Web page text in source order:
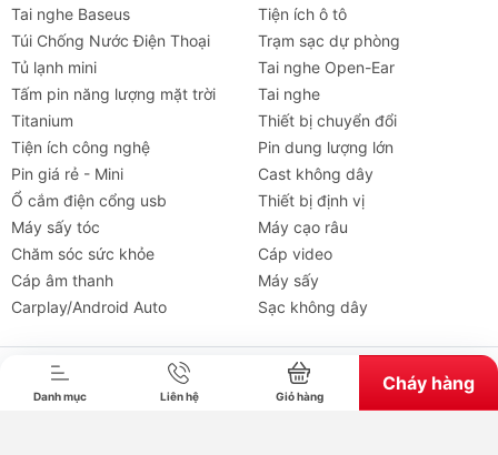
Tai nghe Máy chiếu Cho thuê
Danh mục Liên hệ Giỏ hàng
Cháy hàng
Tai nghe Baseus
Tiện ích ô tô
Túi Chống Nước Điện Thoại
Trạm sạc dự phòng
Tủ lạnh mini
Tai nghe Open-Ear
Tấm pin năng lượng mặt trời
Tai nghe
Titanium
Thiết bị chuyển đổi
Tiện ích công nghệ
Pin dung lượng lớn
Pin giá rẻ - Mini
Cast không dây
Ổ cắm điện cổng usb
Thiết bị định vị
Máy sấy tóc
Máy cạo râu
Chăm sóc sức khỏe
Cáp video
Cáp âm thanh
Máy sấy
Carplay/Android Auto
Sạc không dây
Bản quyền thuộc về chube.vn. Cung cấp bởi Sapo.